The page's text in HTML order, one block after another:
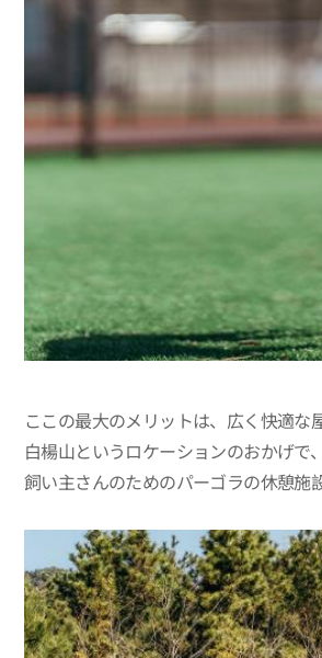
ここの最大のメリットは、広く快適な
白楊山というロケーションのおかげで
飼い主さんのためのパーゴラの休憩施